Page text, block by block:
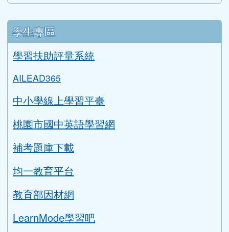
學生專區
學習扶助評量系統
AILEAD365
中小學線上學習平臺
桃園市國中英語學習網
補考題庫下載
均一教育平台
教育部因材網
LearnMode學習吧